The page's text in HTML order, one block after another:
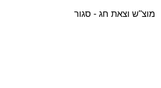
מוצ"ש וצאת חג - סגור